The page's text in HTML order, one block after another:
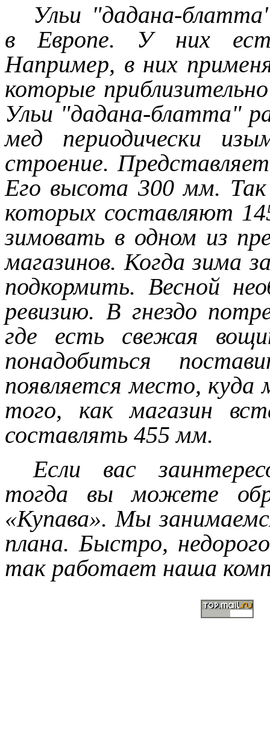
Ульи "дадана-
в Европе. У них
Например, в них
которые
Ульи "дадана-блатта"
мед периодически
строение.
Его высота 300 мм.
которых составляют
зимовать в одном из
магазинов. Когда зима
подкормить. Весной
ревизию. В гнездо
где есть свежая
понадобиться
появляется место,
того, как магазин
составлять 455 мм.
Если вас
тогда вы можете
«Купава». Мы
плана. Быстро,
так работает наша